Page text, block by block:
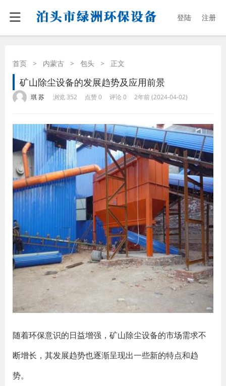
登陆 注册
首页 > 内蒙古 > 包头 > 正文
矿山除尘设备的发展趋势及应用前景
琪 苏 浏览 352 点赞 0 评论 0 2年前 (2024-04-02)
随着环保意识的日益增强，矿山除尘设备的市场需求不
断增长，其发展趋势也逐渐呈现出一些新的特点和趋
势。